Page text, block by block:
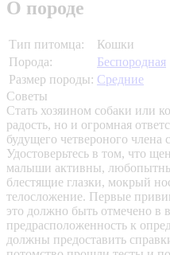
О породе
Тип питомца:
Кошки
Порода:
Беспородная
Размер породы: Средние
Советы
Стать хозяином собаки или
радость, но и огромная
будущего четвероного члена
Удостоверьтесь в том, что
малыши активны,
блестящие глазки, мокрый
телосложение. Первые
это должно быть отмечено в
предрасположенность к
должны предоставить